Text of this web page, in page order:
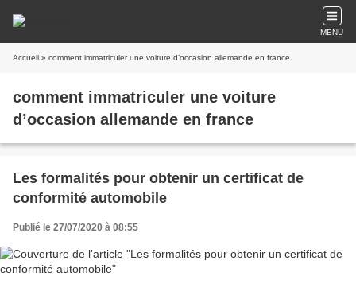
MENU
Accueil » comment immatriculer une voiture d’occasion allemande en france
comment immatriculer une voiture
d’occasion allemande en france
Les formalités pour obtenir un certificat de
conformité automobile
Publié le 27/07/2020 à 08:55